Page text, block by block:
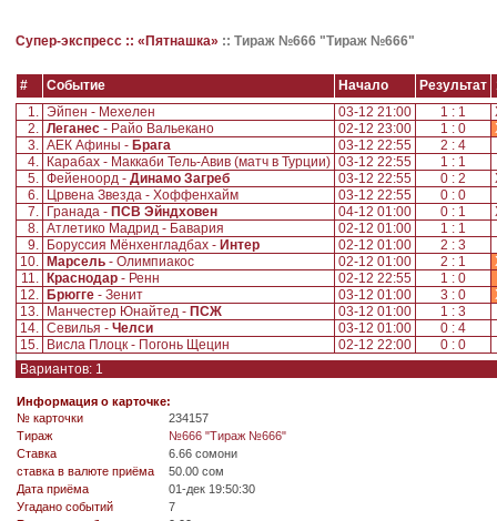
Супер-экспресс :: «Пятнашка» :: Тираж №666 "Тираж №666"
# Событие Начало Результат
1. Эйпен - Мехелен 03-12 21:00 1 : 1
2. Леганес - Райо Вальекано 02-12 23:00 1 : 0
3. АЕК Афины - Брага 03-12 22:55
2 : 4
4.
Карабах - Маккаби Тель-Авив (матч в Турции) 03-12 22:55
1 : 1
5. Фейеноорд - Динамо Загреб 03-12 22:55 0 : 2
6.
Црвена Звезда - Хоффенхайм 03-12 22:55
0 : 0
7.
Гранада - ПСВ Эйндховен 04-12 01:00 0 : 1
8. Атлетико Мадрид - Бавария 02-12 01:00
1 : 1
9.
Боруссия Мёнхенгладбах - Интер 02-12 01:00
2 : 3
10.
Марсель - Олимпиакос 02-12 01:00 2 : 1
11.
Краснодар - Ренн 02-12 22:55
1 : 0
12.
Брюгге - Зенит 03-12 01:00 3 : 0
13.
Манчестер Юнайтед - ПСЖ 03-12 01:00
1 : 3
14. Севилья - Челси 03-12 01:00
0 : 4
15.
Висла Плоцк - Погонь Щецин 02-12 22:00
0 : 0
Вариантов: 1
Информация о карточке:
№ карточки
234157
Tираж
№666 "Тираж №666"
Ставка
6.66 сомони
ставка в валюте приёма
50.00 сом
Дата приёма
01-дек 19:50:30
Угадано событий
7